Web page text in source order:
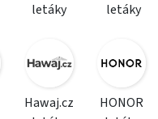
letáky
letáky
Hawaj.cz
HONOR